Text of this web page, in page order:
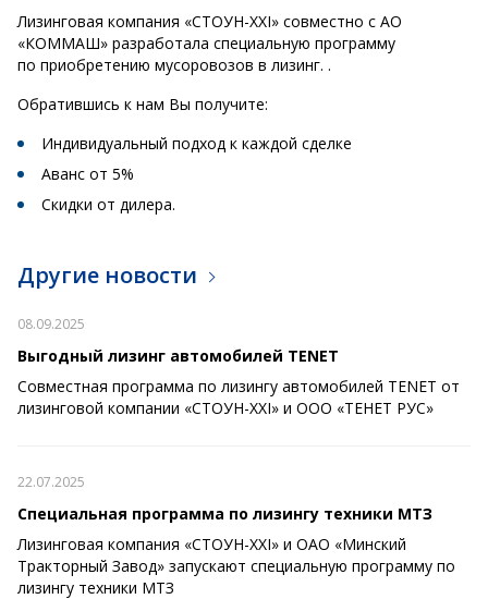
Лизинговая компания «СТОУН-XXI» совместно с АО
«КОММАШ» разработала специальную программу
по приобретению мусоровозов в лизинг. .
Обратившись к нам Вы получите:
Индивидуальный подход к каждой сделке
Аванс от 5%
Скидки от дилера.
Другие новости
08.09.2025
Выгодный лизинг автомобилей TENET
Совместная программа по лизингу автомобилей TENET от
лизинговой компании «СТОУН-XXI» и ООО «ТЕНЕТ РУС»
22.07.2025
Специальная программа по лизингу техники МТЗ
Лизинговая компания «СТОУН-XXI» и ОАО «Минский
Тракторный Завод» запускают специальную программу по
лизингу техники МТЗ